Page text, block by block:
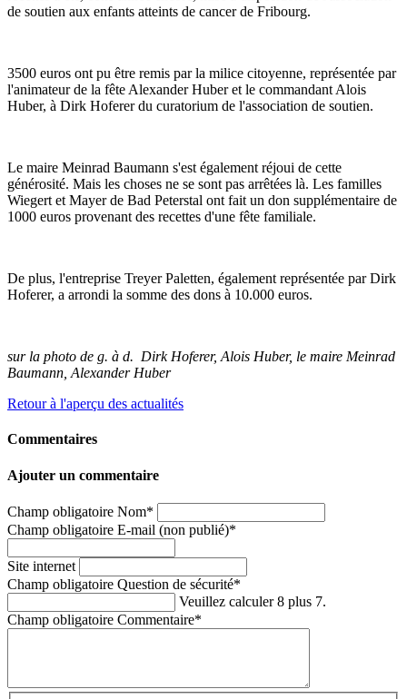
de soutien aux enfants atteints de cancer de Fribourg.
3500 euros ont pu être remis par la milice citoyenne, représentée par
l'animateur de la fête Alexander Huber et le commandant Alois
Huber, à Dirk Hoferer du curatorium de l'association de soutien.
Le maire Meinrad Baumann s'est également réjoui de cette
générosité. Mais les choses ne se sont pas arrêtées là. Les familles
Wiegert et Mayer de Bad Peterstal ont fait un don supplémentaire de
1000 euros provenant des recettes d'une fête familiale.
De plus, l'entreprise Treyer Paletten, également représentée par Dirk
Hoferer, a arrondi la somme des dons à 10.000 euros.
sur la photo de g. à d. Dirk Hoferer, Alois Huber, le maire Meinrad
Baumann, Alexander Huber
Retour à l'aperçu des actualités
Commentaires
Ajouter un commentaire
Champ obligatoire Nom*
Champ obligatoire E-mail (non publié)*
Site internet
Champ obligatoire Question de sécurité*
Veuillez calculer 8 plus 7.
Champ obligatoire Commentaire*